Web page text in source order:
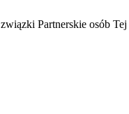
Partnerskie osób Tej